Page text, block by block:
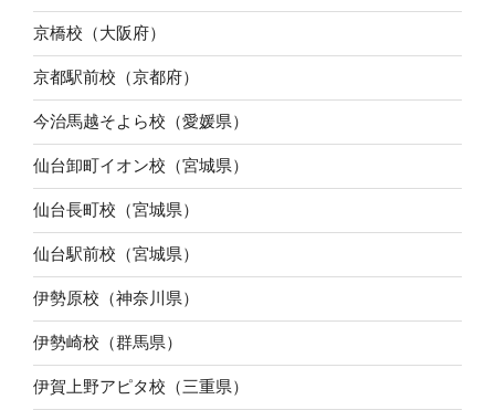
京橋校（大阪府）
京都駅前校（京都府）
今治馬越そよら校（愛媛県）
仙台卸町イオン校（宮城県）
仙台長町校（宮城県）
仙台駅前校（宮城県）
伊勢原校（神奈川県）
伊勢崎校（群馬県）
伊賀上野アピタ校（三重県）